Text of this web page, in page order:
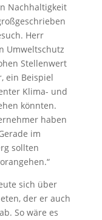
Nachhaltigkeit
Herr
Umweltschutz
Stellenwert
ein Beispiel
Klima- und
könnten.
haben
im
sollten
sich über
der er auch
So wäre es